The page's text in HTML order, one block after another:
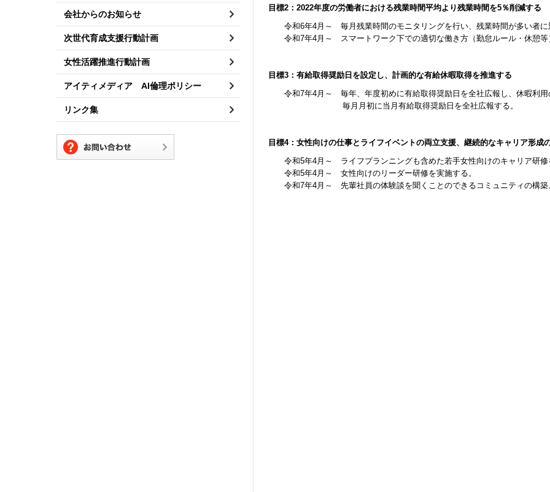
目標2：2022年度の労働者における残業時間平均より残業時間を5％削減する
令和6年4月～ 毎月残業時間のモニタリングを行い、残業時間が多い者に
令和7年4月～ スマートワーク下での適切な働き方（勤怠ルール・休憩等
目標3：有給取得奨励日を設定し、計画的な有給休暇取得を推進する
令和7年4月～ 毎年、年度初めに有給取得奨励日を全社広報し、休暇利用
毎月月初に当月有給取得奨励日を全社広報する。
目標4：女性向けの仕事とライフイベントの両立支援、継続的なキャリア形成
令和5年4月～ ライフプランニングも含めた若手女性向けのキャリア研修
令和5年4月～ 女性向けのリーダー研修を実施する。
令和7年4月～ 先輩社員の体験談を聞くことのできるコミュニティの構築
会社からのお知らせ
次世代育成支援行動計画
女性活躍推進行動計画
アイティメディア AI倫理ポリシー
リンク集